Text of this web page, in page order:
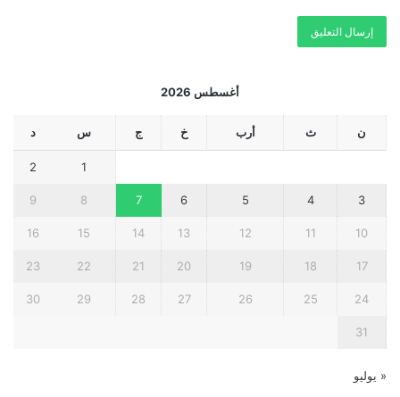
أغسطس 2026
ن ث أرب خ ج س د
1
2
3
4
5
6
7
8
9
10
11
12
13
14
15
16
17
18
19
20
21
22
23
24
25
26
27
28
29
30
31
« يوليو